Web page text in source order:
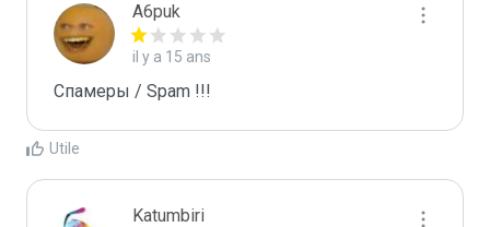
A6puk
il y a 15 ans
Спамеры / Spam !!!
Utile
Katumbiri